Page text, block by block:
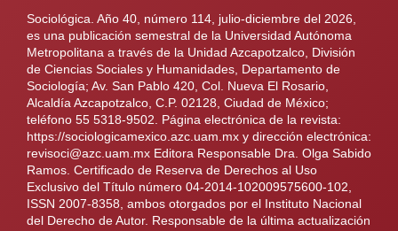
Sociológica. Año 40, número 114, julio-diciembre del 2026,
es una publicación semestral de la Universidad Autónoma
Metropolitana a través de la Unidad Azcapotzalco, División
de Ciencias Sociales y Humanidades, Departamento de
Sociología; Av. San Pablo 420, Col. Nueva El Rosario,
Alcaldía Azcapotzalco, C.P. 02128, Ciudad de México;
teléfono 55 5318-9502. Página electrónica de la revista:
https://sociologicamexico.azc.uam.mx y dirección electrónica:
revisoci@azc.uam.mx Editora Responsable Dra. Olga Sabido
Ramos. Certificado de Reserva de Derechos al Uso
Exclusivo del Título número 04-2014-102009575600-102,
ISSN 2007-8358, ambos otorgados por el Instituto Nacional
del Derecho de Autor. Responsable de la última actualización